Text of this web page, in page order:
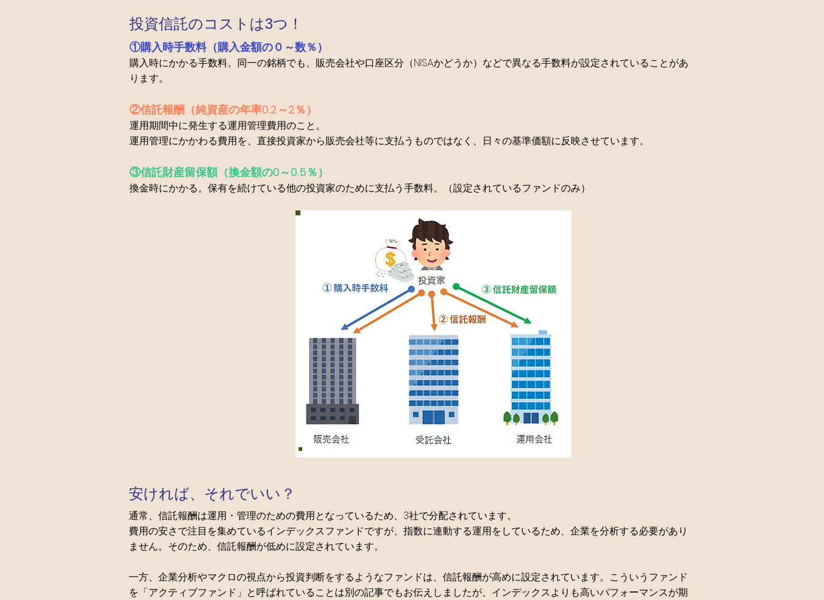
投資信託のコストは3つ！
①購入時手数料（購入金額の０～数％）
購入時にかかる手数料。同一の銘柄でも、販売会社や口座区分（NISAかどうか）などで異なる手数料が設定されていることがあ
ります。
②信託報酬（純資産の年率0.2～2％）
運用期間中に発生する運用管理費用のこと。
運用管理にかかわる費用を、直接投資家から販売会社等に支払うものではなく、日々の基準価額に反映させています。
③信託財産留保額（換金額の0～0.5％）
換金時にかかる。保有を続けている他の投資家のために支払う手数料。（設定されているファンドのみ）
安ければ、それでいい？
通常、信託報酬は運用・管理のための費用となっているため、3社で分配されています。
費用の安さで注目を集めているインデックスファンドですが、指数に連動する運用をしているため、企業を分析する必要があり
ません。そのため、信託報酬が低めに設定されています。
一方、企業分析やマクロの視点から投資判断をするようなファンドは、信託報酬が高めに設定されています。こういうファンド
を「アクティブファンド」と呼ばれていることは別の記事でもお伝えしましたが、インデックスよりも高いパフォーマンスが期